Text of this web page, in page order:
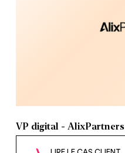
VP digital - AlixPartners